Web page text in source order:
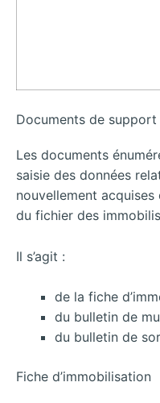
Documents de support
Les documents
saisie des données
nouvellement
du fichier des
Il s’agit :
de la fiche
du bulletin de
du bulletin de
Fiche d’immobilisation